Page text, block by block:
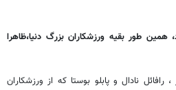
همین طور بقیه ورزشکاران بزرگ دنیا،ظاهرا
نادال و پابلو بوستا که از ورزشکاران